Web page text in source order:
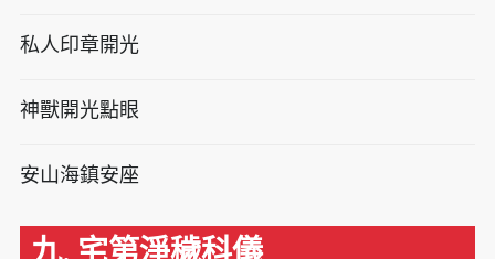
私人印章開光
神獸開光點眼
安山海鎮安座